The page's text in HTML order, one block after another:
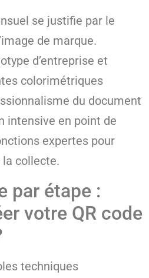
se justifie par le
de marque.
d’entreprise et
colorimétriques
du document
intensive en point de
expertes pour
collecte.
par étape :
votre QR code
techniques